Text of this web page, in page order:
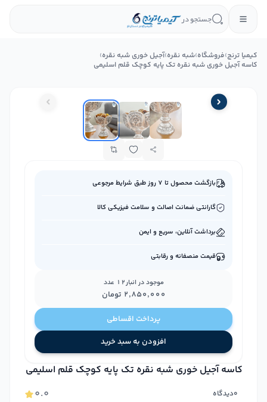
جستجو در
کیمیا ترنج›فروشگاه›شبه نقره›آجیل‌ خوری شبه نقره›
کاسه آجیل خوری شبه نقره تک پایه کوچک قلم اسلیمی
کاسه آجیل خوری شبه نقره تک پایه کوچک قلم اسلیمی
۰.۰
دیدگاه۰
بازگشت محصول تا ۷ روز طبق شرایط مرجوعی
گارانتی ضمانت اصالت و سلامت فیزیکی کالا
برداشت آنلاین، سریع و ایمن
قیمت منصفانه و رقابتی
موجود در انبار12 عدد
۲٬۸۵۰٬۰۰۰ تومان
پرداخت اقساطی
افزودن به سبد خرید